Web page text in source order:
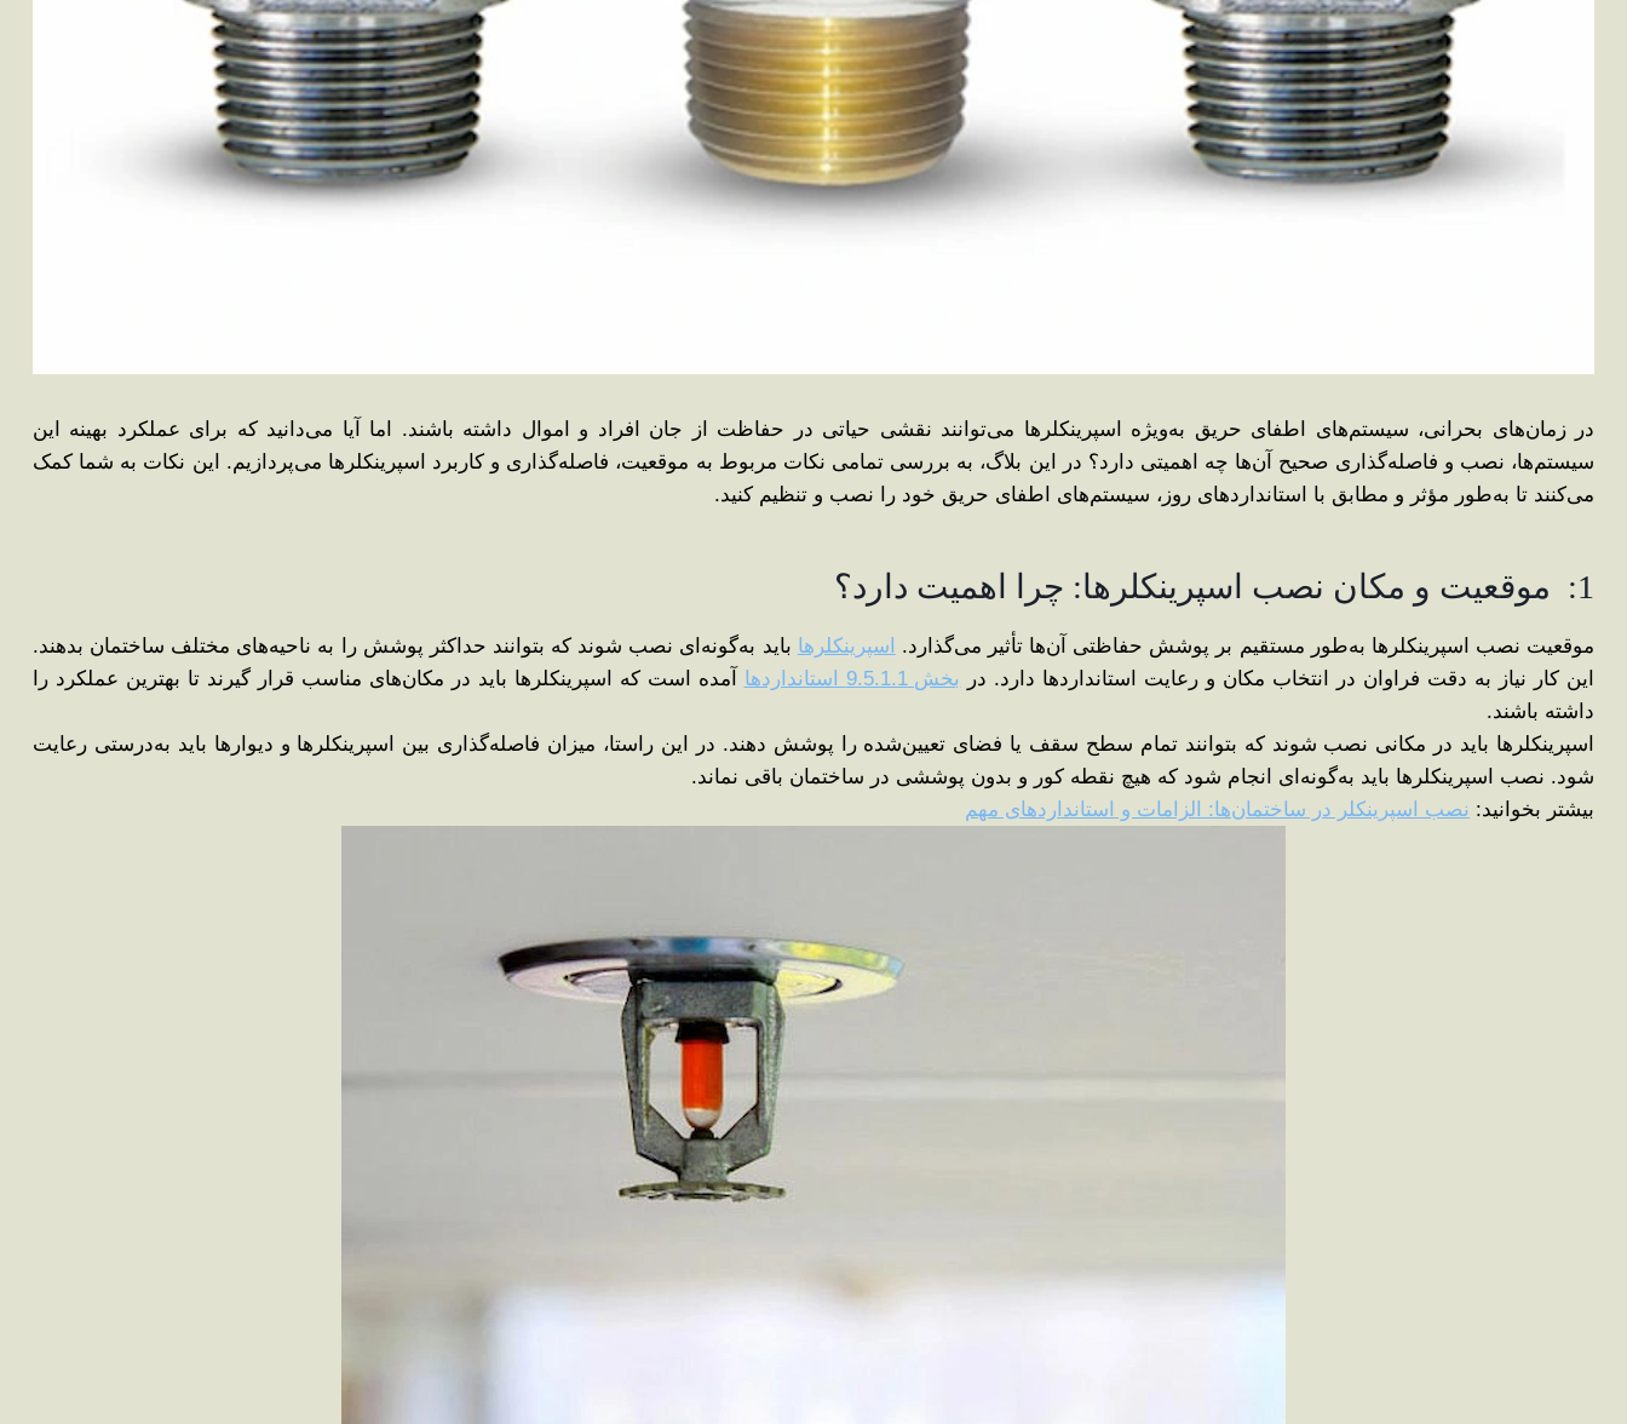
در زمان‌های بحرانی، سیستم‌های اطفای حریق به‌ویژه اسپرینکلرها می‌توانند نقشی حیاتی در حفاظت از جان افراد و اموال داشته باشند. اما آیا می‌دانید که برای عملکرد بهینه این
سیستم‌ها، نصب و فاصله‌گذاری صحیح آن‌ها چه اهمیتی دارد؟ در این بلاگ، به بررسی تمامی نکات مربوط به موقعیت، فاصله‌گذاری و کاربرد اسپرینکلرها می‌پردازیم. این نکات به شما کمک
می‌کنند تا به‌طور مؤثر و مطابق با استانداردهای روز، سیستم‌های اطفای حریق خود را نصب و تنظیم کنید.
1: موقعیت و مکان نصب اسپرینکلرها: چرا اهمیت دارد؟
موقعیت نصب اسپرینکلرها به‌طور مستقیم بر پوشش حفاظتی آن‌ها تأثیر می‌گذارد. اسپرینکلرها باید به‌گونه‌ای نصب شوند که بتوانند حداکثر پوشش را به ناحیه‌های مختلف ساختمان بدهند.
این کار نیاز به دقت فراوان در انتخاب مکان و رعایت استانداردها دارد. در بخش 9.5.1.1 استانداردها
آمده است که اسپرینکلرها باید در مکان‌های مناسب قرار گیرند تا بهترین عملکرد را
داشته باشند.
اسپرینکلرها باید در مکانی نصب شوند که بتوانند تمام سطح سقف یا فضای تعیین‌شده را پوشش دهند. در این راستا، میزان فاصله‌گذاری بین اسپرینکلرها و دیوارها باید به‌درستی رعایت
شود. نصب اسپرینکلرها باید به‌گونه‌ای انجام شود که هیچ نقطه کور و بدون پوششی در ساختمان باقی نماند.
بیشتر بخوانید: نصب اسپرینکلر در ساختمان‌ها: الزامات و استانداردهای مهم